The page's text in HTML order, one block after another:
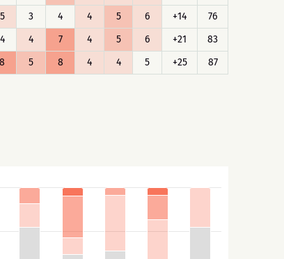
5 3 4 4 5 6 +14
76
4 4 7 4 5 6 +21
83
8 5 8 4 4 5 +25 87